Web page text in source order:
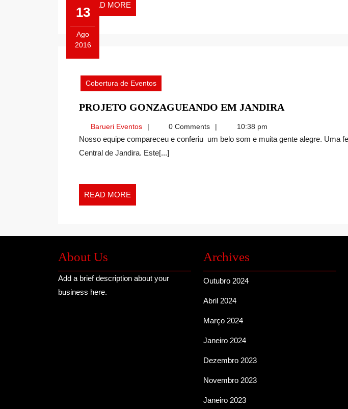
READ MORE
MORE
13
Ago
2016
2016
Cobertura de Eventos
PROJETO GONZAGUEANDO EM JANDIRA
JANDIRA
Barueri EventosBarueri
Eventos
0 Comments 10:38 pm
Nosso equipe compareceu e conferiu um belo som e muita gente alegre. Uma festa na praça
Central de Jandira. Este[...]
READ MORE
MORE
About Us
Add a brief description about your
business here.
Archives
Outubro 2024
Abril 2024
Março 2024
Janeiro 2024
Dezembro 2023
Novembro 2023
Janeiro 2023